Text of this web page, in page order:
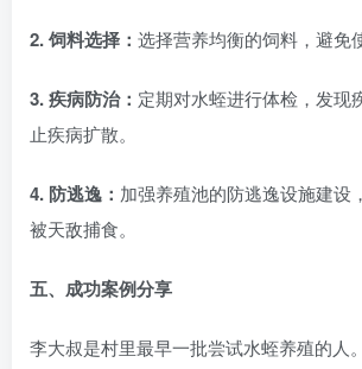
2. 饲料选择： 选择营养均衡的饲料，避免
3. 疾病防治： 定期对水蛭进行体检，发现
止疾病扩散。
4. 防逃逸： 加强养殖池的防逃逸设施建设
被天敌捕食。
五、成功案例分享
李大叔是村里最早一批尝试水蛭养殖的人